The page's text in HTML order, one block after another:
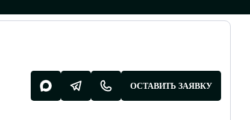
ОСТАВИТЬ ЗАЯВКУ